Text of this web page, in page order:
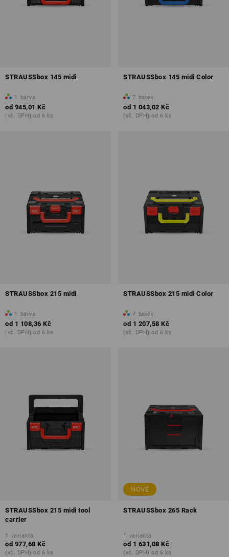
STRAUSSbox 145 midi
1 barva
od 945,01 Kč
(vč. DPH) od 6 ks
STRAUSSbox 145 midi Color
7 barev
od 1 043,02 Kč
(vč. DPH) od 6 ks
STRAUSSbox 215 midi
1 barva
od 1 108,36 Kč
(vč. DPH) od 6 ks
STRAUSSbox 215 midi Color
7 barev
od 1 207,58 Kč
(vč. DPH) od 6 ks
STRAUSSbox 215 midi tool
carrier
1 varianta
od 977,68 Kč
(vč. DPH) od 6 ks
NOVÉ
STRAUSSbox 265 Rack
1 varianta
od 1 631,08 Kč
(vč. DPH) od 6 ks